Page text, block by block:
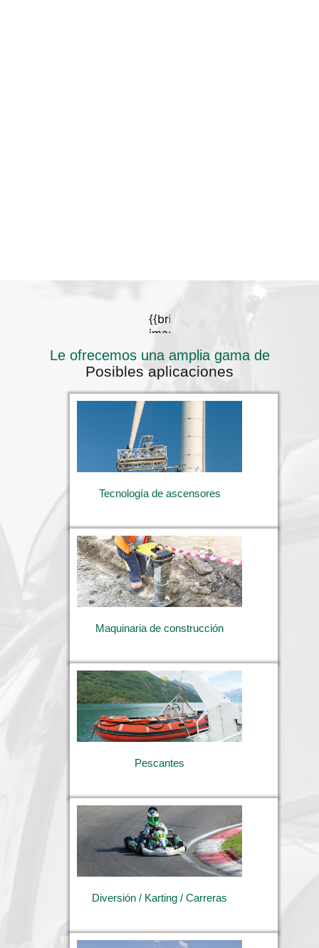
Le ofrecemos una amplia gama de
Posibles aplicaciones
Tecnología de ascensores
Maquinaria de construcción
Pescantes
Diversión / Karting / Carreras